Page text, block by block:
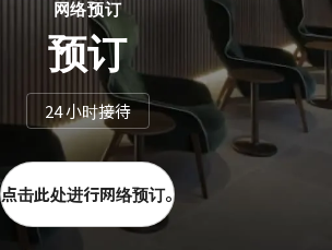
网络预订
预订
24 小时接待
点击此处进行网络预订。